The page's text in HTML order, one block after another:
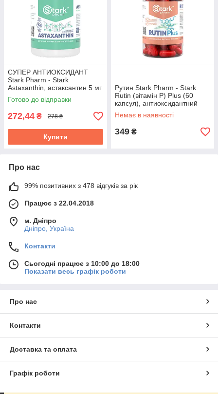
СУПЕР АНТИОКСИДАНТ
Stark Pharm - Stark
Astaxanthin, астаксантин 5 мг
(30 капсул)
Готово до відправки
272,44 ₴ 278 ₴
Купити
Рутин Stark Pharm - Stark
Rutin (вітамін P) Plus (60
капсул), антиоксидантний
захист
Немає в наявності
349 ₴
Про нас
99% позитивних з 478 відгуків за рік
Працює з 22.04.2018
м. Дніпро
Дніпро, Україна
Контакти
Сьогодні працює з 10:00 до 18:00
Показати весь графік роботи
Про нас
Контакти
Доставка та оплата
Графік роботи